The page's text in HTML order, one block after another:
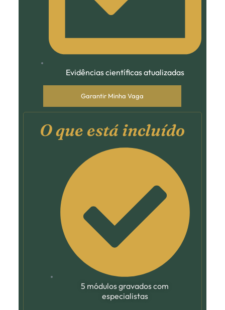
Evidências científicas atualizadas
Garantir Minha Vaga
O que está incluído
5 módulos gravados com
especialistas